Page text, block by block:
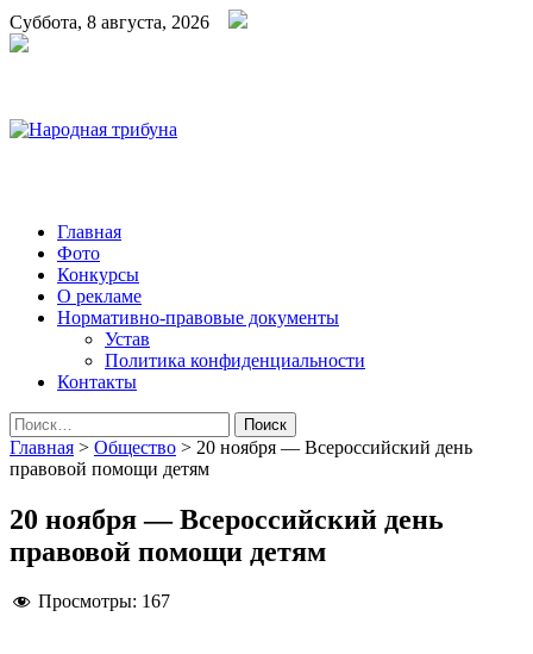
Суббота, 8 августа, 2026
Народная трибуна
Калининская районная газета
Главная
Фото
Конкурсы
О рекламе
Нормативно-правовые документы
Устав
Политика конфиденциальности
Контакты
Найти:
Главная > Общество > 20 ноября — Всероссийский день
правовой помощи детям
20 ноября — Всероссийский день
правовой помощи детям
Просмотры: 167